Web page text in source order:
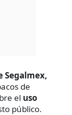
Segalmex,
de
el uso
público.